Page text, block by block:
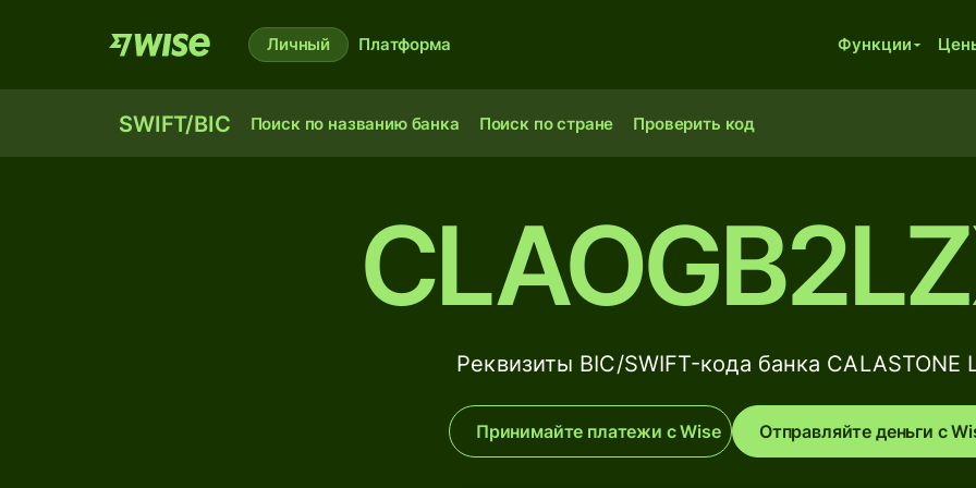
Личный Платформа Функции
SWIFT/BIC Поиск по названию банка Поиск по стране Проверить код
Реквизиты BIC/SWIFT-кода банка CALASTONE
Принимайте платежи с Wise Отправляйте деньги с